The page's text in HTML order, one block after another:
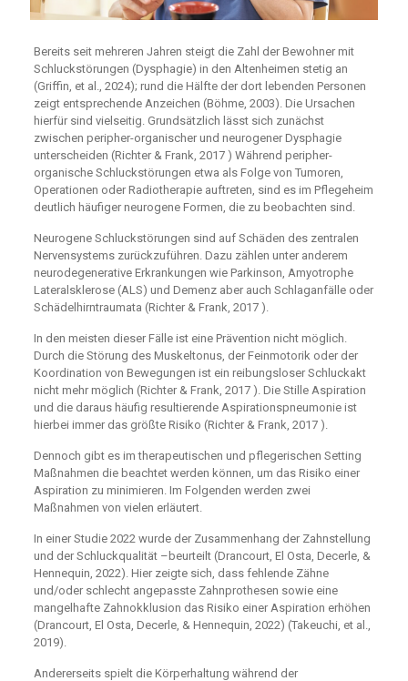
Bereits seit mehreren Jahren steigt die Zahl der Bewohner mit
Schluckstörungen (Dysphagie) in den Altenheimen stetig an
(Griffin, et al., 2024); rund die Hälfte der dort lebenden Personen
zeigt entsprechende Anzeichen (Böhme, 2003). Die Ursachen
hierfür sind vielseitig. Grundsätzlich lässt sich zunächst
zwischen peripher-organischer und neurogener Dysphagie
unterscheiden (Richter & Frank, 2017 ) Während peripher-
organische Schluckstörungen etwa als Folge von Tumoren,
Operationen oder Radiotherapie auftreten, sind es im Pflegeheim
deutlich häufiger neurogene Formen, die zu beobachten sind.
Neurogene Schluckstörungen sind auf Schäden des zentralen
Nervensystems zurückzuführen. Dazu zählen unter anderem
neurodegenerative Erkrankungen wie Parkinson, Amyotrophe
Lateralsklerose (ALS) und Demenz aber auch Schlaganfälle oder
Schädelhirntraumata (Richter & Frank, 2017 ).
In den meisten dieser Fälle ist eine Prävention nicht möglich.
Durch die Störung des Muskeltonus, der Feinmotorik oder der
Koordination von Bewegungen ist ein reibungsloser Schluckakt
nicht mehr möglich (Richter & Frank, 2017 ). Die Stille Aspiration
und die daraus häufig resultierende Aspirationspneumonie ist
hierbei immer das größte Risiko (Richter & Frank, 2017 ).
Dennoch gibt es im therapeutischen und pflegerischen Setting
Maßnahmen die beachtet werden können, um das Risiko einer
Aspiration zu minimieren. Im Folgenden werden zwei
Maßnahmen von vielen erläutert.
In einer Studie 2022 wurde der Zusammenhang der Zahnstellung
und der Schluckqualität –beurteilt (Drancourt, El Osta, Decerle, &
Hennequin, 2022). Hier zeigte sich, dass fehlende Zähne
und/oder schlecht angepasste Zahnprothesen sowie eine
mangelhafte Zahnokklusion das Risiko einer Aspiration erhöhen
(Drancourt, El Osta, Decerle, & Hennequin, 2022) (Takeuchi, et al.,
2019).
Andererseits spielt die Körperhaltung während der